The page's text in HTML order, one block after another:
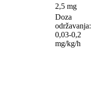
2,5 mg
Doza
održavanja:
0,03-0,2
mg/kg/h